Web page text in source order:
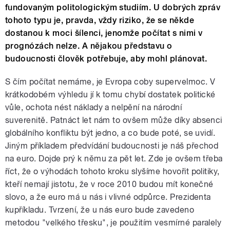
fundovaným politologickým studiím. U dobrých zpráv
tohoto typu je, pravda, vždy riziko, že se někde
dostanou k moci šílenci, jenomže počítat s nimi v
prognózách nelze. A nějakou představu o
budoucnosti člověk potřebuje, aby mohl plánovat.
S čím počítat nemáme, je Evropa coby supervelmoc. V
krátkodobém výhledu jí k tomu chybí dostatek politické
vůle, ochota nést náklady a nelpění na národní
suverenitě. Patnáct let nám to ovšem může díky absenci
globálního konfliktu být jedno, a co bude poté, se uvidí.
Jiným příkladem předvídání budoucnosti je náš přechod
na euro. Dojde prý k němu za pět let. Zde je ovšem třeba
říct, že o výhodách tohoto kroku slyšíme hovořit politiky,
kteří nemají jistotu, že v roce 2010 budou mít konečné
slovo, a že euro má u nás i vlivné odpůrce. Prezidenta
kupříkladu. Tvrzení, že u nás euro bude zavedeno
metodou "velkého třesku", je použitím vesmírné paralely